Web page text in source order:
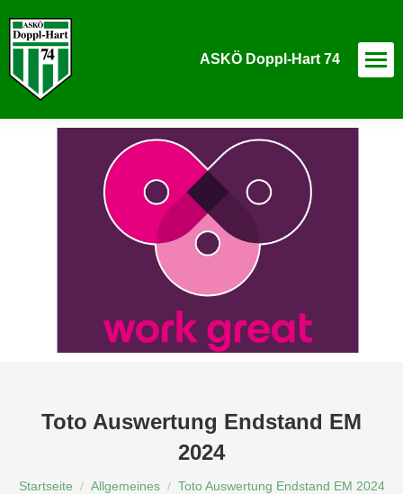
ASKÖ Doppl-Hart 74
Toto Auswertung Endstand EM
2024
Du bist hier:
Startseite Allgemeines Toto Auswertung Endstand EM 2024